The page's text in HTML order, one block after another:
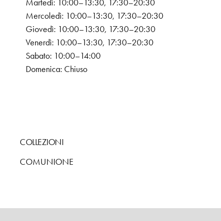
Martedì: 10:00–13:30, 17:30–20:30
Mercoledì: 10:00–13:30, 17:30–20:30
Giovedì: 10:00–13:30, 17:30–20:30
Venerdì: 10:00–13:30, 17:30–20:30
Sabato: 10:00–14:00
Domenica: Chiuso
COLLEZIONI
COMUNIONE